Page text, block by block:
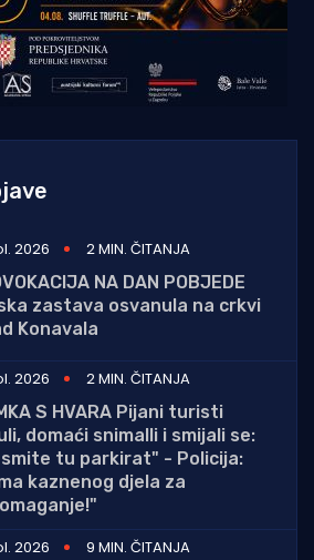
2026
2 MIN. ČITANJA
NA DAN POBJEDE
zastava osvanula na crkvi
Konavala
2026
2 MIN. ČITANJA
S HVARA Pijani turisti
domaći snimalli i smijali se:
smite tu parkirat" - Policija:
kaznenog djela za
2026
9 MIN. ČITANJA